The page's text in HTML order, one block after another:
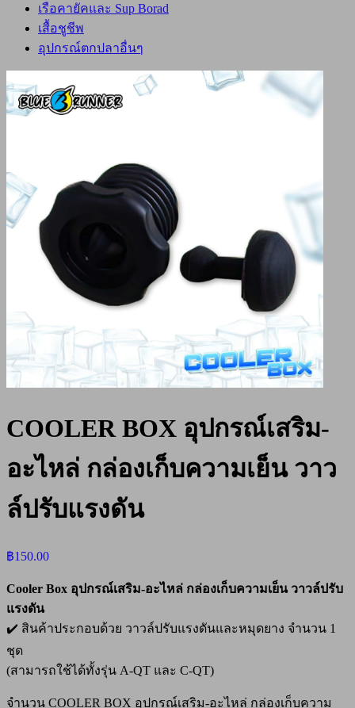
เรือคายัคและ Sup Borad
เสื้อชูชีพ
อุปกรณ์ตกปลาอื่นๆ
COOLER BOX อุปกรณ์เสริม-
อะไหล่ กล่องเก็บความเย็น วาว
ล์ปรับแรงดัน
฿150.00
Cooler Box อุปกรณ์เสริม-อะไหล่ กล่องเก็บความเย็น วาวล์ปรับ
แรงดัน
✔️ สินค้าประกอบด้วย วาวล์ปรับแรงดันและหมุดยาง จำนวน 1
ชุด
(สามารถใช้ได้ทั้งรุ่น A-QT และ C-QT)
จำนวน COOLER BOX อุปกรณ์เสริม-อะไหล่ กล่องเก็บความ